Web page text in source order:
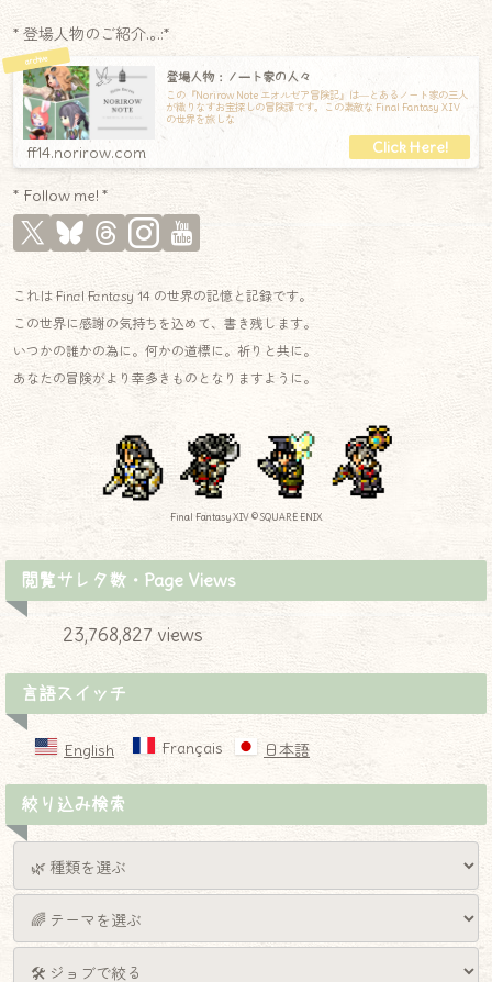
* 登場人物のご紹介.｡.:*
登場人物：ノート家の人々
この『Norirow Note エオルゼア冒険記』は―とあるノート家の三人
が織りなすお宝探しの冒険譚です。この素敵な Final Fantasy XIV
の世界を旅しな
ff14.norirow.com
* Follow me! *
これは Final Fantasy 14 の世界の記憶と記録です。
この世界に感謝の気持ちを込めて、書き残します。
いつかの誰かの為に。何かの道標に。祈りと共に。
あなたの冒険がより幸多きものとなりますように。
Final Fantasy XIV © SQUARE ENIX
閲覧サレタ数・Page Views
23,768,827 views
言語スイッチ
English Français 日本語
絞り込み検索